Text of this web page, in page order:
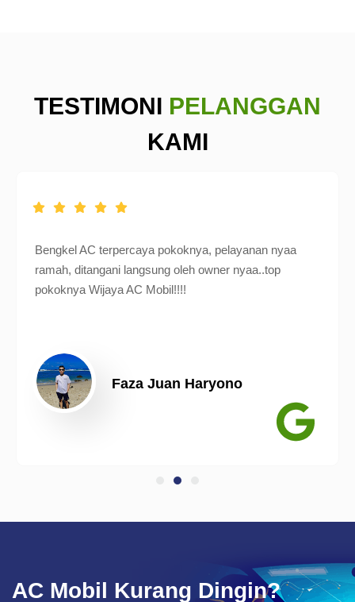
TESTIMONI PELANGGAN
KAMI
Bengkel AC terpercaya pokoknya, pelayanan nyaa
ramah, ditangani langsung oleh owner nyaa..top
pokoknya Wijaya AC Mobil!!!!
Faza Juan Haryono
AC Mobil Kurang Dingin?